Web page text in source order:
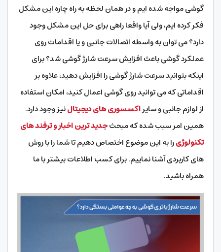
گوشی مواجه شده ایم و در همان لحظه به راه چاره این مشکل
فکر کرده ایم، ولی آیا واقعا راهی برای حل این مشکل وجود
دارد؟ می توان به واسطه اتصالات جانبی و یا اقدامات روی
عملکرد گوشی باعث افزایش سرعت شارژ گوشی شد؟برای
اینکه بتوانید سرعت شارژ گوشی را افزایش دهید، علاوه بر
اقداماتی که می توانید روی گوشی اعمال کنید، امکان استفاده
از لوازم جانبی و سایراکسسوری های دیجیتالنیز وجود دارد.
همین امر سبب شده که مبحثجدید ترین اخبار و ترفند های
تکنولوژیرا به این موضوع اختصاص دهیم تا شما را با روش
های کاربردی آشنا نماییم. برای کسب اطلاعات بیشتر با ما
همراه باشید.